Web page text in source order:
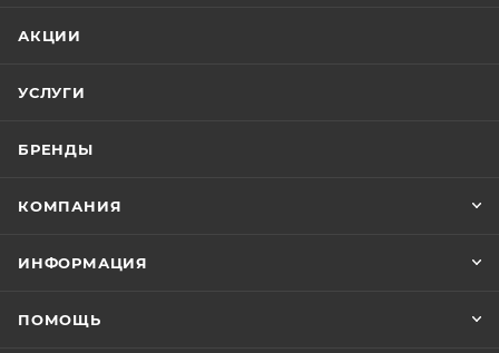
АКЦИИ
УСЛУГИ
БРЕНДЫ
КОМПАНИЯ
ИНФОРМАЦИЯ
ПОМОЩЬ